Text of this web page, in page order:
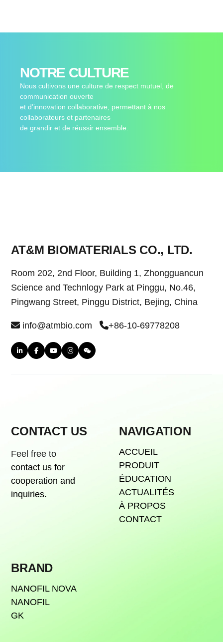
NOTRE CULTURE
Nous cultivons une culture de respect mutuel, de
communication ouverte
et d’innovation collaborative, permettant à nos
collaborateurs et partenaires
de grandir et de réussir ensemble.
AT&M BIOMATERIALS CO., LTD.
Room 202, 2nd Floor, Building 1, Zhongguancun
Science and Technlogy Park at Pinggu, No.46,
Pingwang Street, Pinggu District, Bejing, China
info@atmbio.com +86-10-69778208
CONTACT US
Feel free to
contact us for
cooperation and
inquiries.
NAVIGATION
ACCUEIL
PRODUIT
ÉDUCATION
ACTUALITÉS
À PROPOS
CONTACT
BRAND
NANOFIL NOVA
NANOFIL
GK